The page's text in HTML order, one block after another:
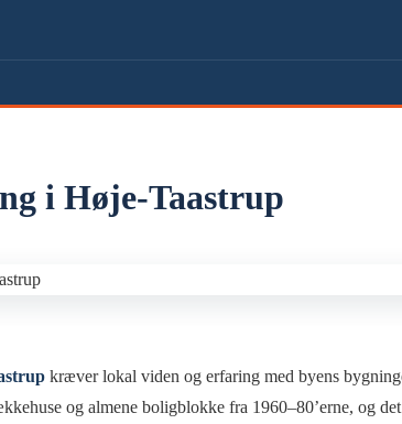
i Høje-Taastrup
kræver lokal viden og erfaring med byens
og almene boligblokke fra 1960–80’erne, og